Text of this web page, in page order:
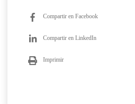
Compartir en Facebook
Compartir en LinkedIn
Imprimir